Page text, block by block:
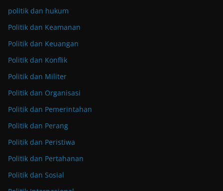
politik dan hukum
Politik dan Keamanan
Politik dan Keuangan
Politik dan Konflik
Politik dan Militer
Politik dan Organisasi
Politik dan Pemerintahan
Politik dan Perang
Politik dan Peristiwa
Politik dan Pertahanan
Politik dan Sosial